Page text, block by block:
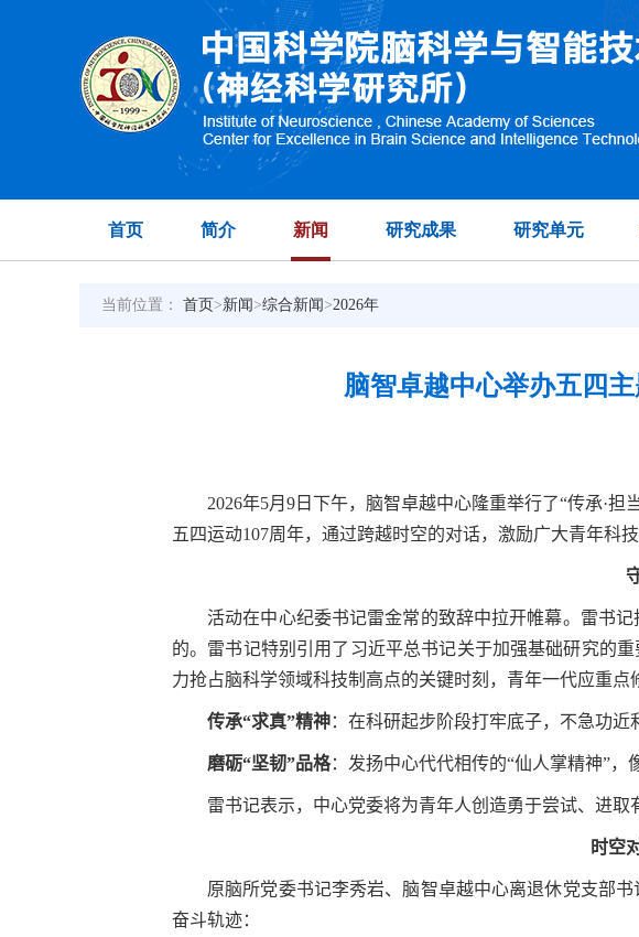
首页 简介 新闻 研究成果 研究单元
当前位置： 首页>新闻>综合新闻>2026年
脑智卓越中心举办五四
2026年5月 9 日下午，脑智卓越中心隆重举行了“传承·担
五四运动107周年，通过跨越时空的对话，激励广大青年科
活动在中心纪委书记雷金常的致辞中拉开帷幕。雷书
的。雷书记特别引用了习近平总书记关于加强基础研究的
力抢占脑科学领域科技制高点的关键时刻，青年一代应重点
传承“求真”精神：在科研起步阶段打牢底子，不急功近
磨砺“坚韧”品格：发扬中心代代相传的“仙人掌精神”，
雷书记表示，中心党委将为青年人创造勇于尝试、进取
时空
原脑所党委书记李秀岩、脑智卓越中心离退休党支部
奋斗轨迹：